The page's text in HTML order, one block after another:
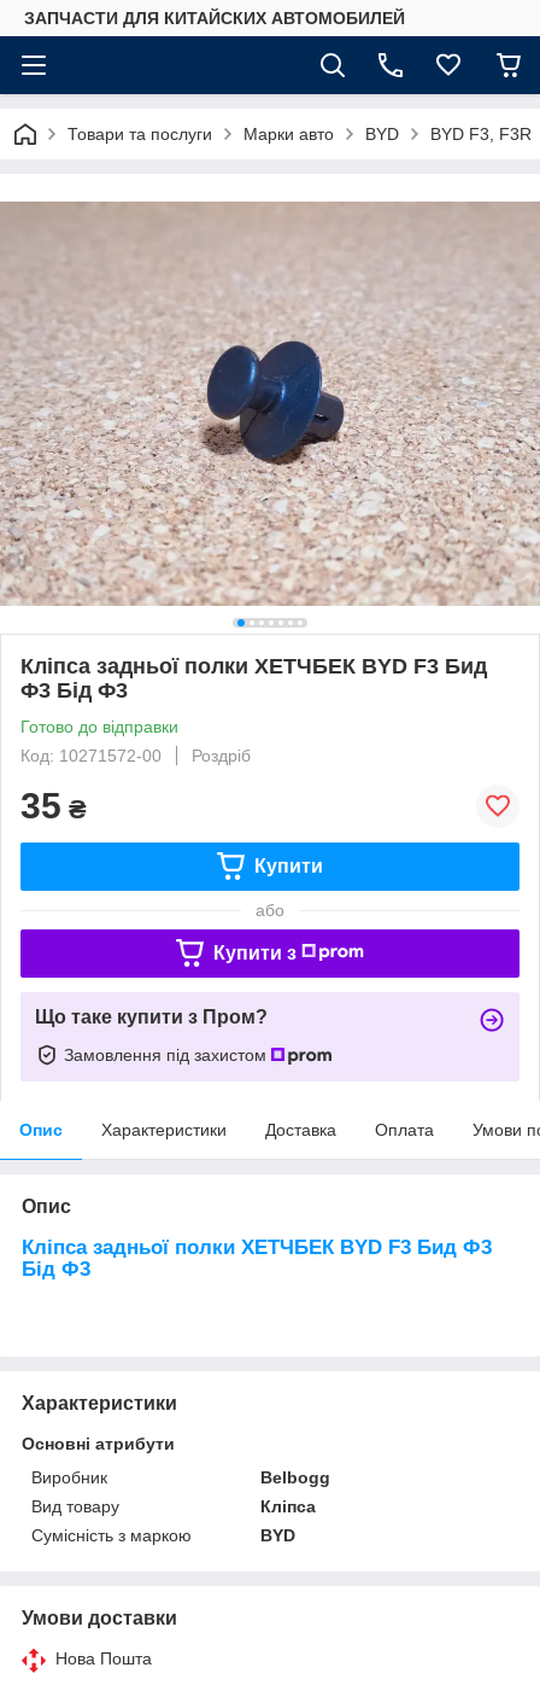
ЗАПЧАСТИ ДЛЯ КИТАЙСКИХ АВТОМОБИЛЕЙ
Товари та послуги Марки авто BYD BYD F3, F3R
Кліпса задньої полки ХЕТЧБЕК BYD F3 Бид
Ф3 Бід Ф3
Готово до відправки
Код: 10271572-00
Роздріб
35 ₴
Купити
або
Купити з
Що таке купити з Пром?
Замовлення під захистом
Опис Характеристики Доставка Оплата Умови
Опис
Кліпса задньої полки ХЕТЧБЕК BYD F3 Бид Ф3
Бід Ф3
Характеристики
Основні атрибути
Виробник
Belbogg
Вид товару
Кліпса
Сумісність з маркою
BYD
Умови доставки
Нова Пошта